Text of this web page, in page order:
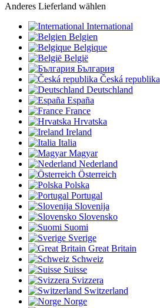
Anderes Lieferland wählen
International
Belgien
Belgique
België
България
Česká republika
Deutschland
España
France
Hrvatska
Ireland
Italia
Magyar
Nederland
Österreich
Polska
Portugal
Slovenija
Slovensko
Suomi
Sverige
Great Britain
Schweiz
Suisse
Svizzera
Switzerland
Norge